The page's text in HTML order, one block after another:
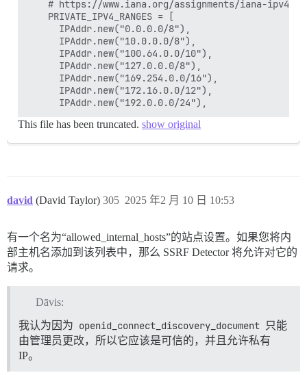
# https://www.iana.org/assignments/iana-ipv4-
    PRIVATE_IPV4_RANGES = [
      IPAddr.new("0.0.0.0/8"),
      IPAddr.new("10.0.0.0/8"),
      IPAddr.new("100.64.0.0/10"),
      IPAddr.new("127.0.0.0/8"),
      IPAddr.new("169.254.0.0/16"),
      IPAddr.new("172.16.0.0/12"),
This file has been truncated. show original
david (David Taylor) 2025 年2 月 10 日 10:53
305
有一个名为“allowed_internal_hosts”的站点设置。如果您将内
部主机名添加到该列表中，那么 SSRF Detector 将允许对它的
请求。
Dāvis:
我认为因为 openid_connect_discovery_document 只能
由管理员更改，所以它应该是可信的，并且允许私有
IP。